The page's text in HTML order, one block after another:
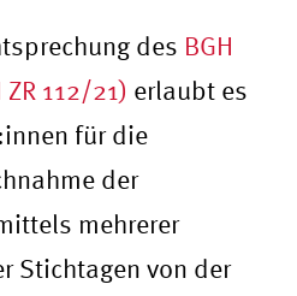
des BGH
112/21) erlaubt es
für die
der
mehrerer
Stichtagen von der